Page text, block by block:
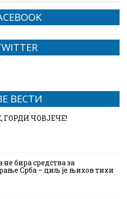
ВЕСТИ
ГОРДИ ЧОВЈЕЧЕ!
бира средства за
Срба – циљ је њихов тихи